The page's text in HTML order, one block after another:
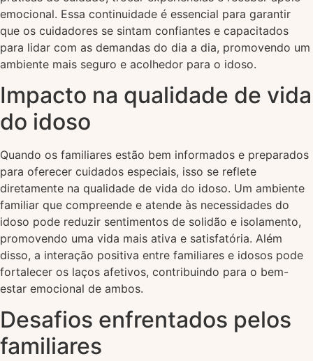
emocional. Essa continuidade é essencial para garantir
que os cuidadores se sintam confiantes e capacitados
para lidar com as demandas do dia a dia, promovendo um
ambiente mais seguro e acolhedor para o idoso.
Impacto na qualidade de vida
do idoso
Quando os familiares estão bem informados e preparados
para oferecer cuidados especiais, isso se reflete
diretamente na qualidade de vida do idoso. Um ambiente
familiar que compreende e atende às necessidades do
idoso pode reduzir sentimentos de solidão e isolamento,
promovendo uma vida mais ativa e satisfatória. Além
disso, a interação positiva entre familiares e idosos pode
fortalecer os laços afetivos, contribuindo para o bem-
estar emocional de ambos.
Desafios enfrentados pelos
familiares